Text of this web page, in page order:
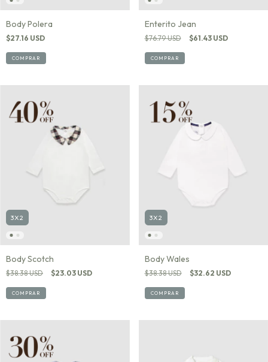
Body Polera
$27.16 USD
COMPRAR
Enterito Jean
$76.79 USD $61.43 USD
COMPRAR
3X2
Body Scotch
$38.38 USD $23.03 USD
COMPRAR
3X2
Body Wales
$38.38 USD $32.62 USD
COMPRAR